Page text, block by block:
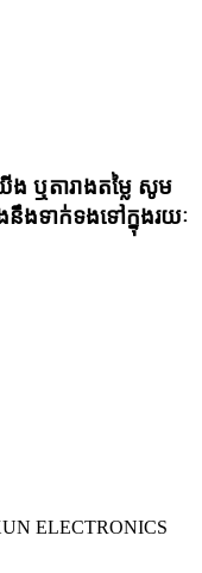
ឬតារាងតម្លៃ សូម
ងទាក់ទងទៅក្នុងរយៈ
ELECTRONICS